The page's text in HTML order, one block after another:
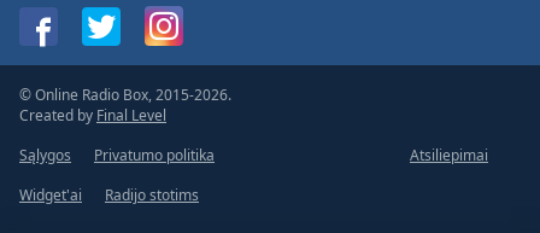
© Online Radio Box, 2015-2026.
Created by Final Level
Sąlygos
Privatumo politika
Atsiliepimai
Widget'ai
Radijo stotims